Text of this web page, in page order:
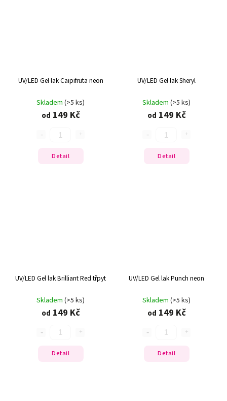
UV/LED Gel lak Caipifruta neon
Skladem (>5 ks)
od 149 Kč
Detail
UV/LED Gel lak Sheryl
Skladem (>5 ks)
od 149 Kč
Detail
UV/LED Gel lak Brilliant Red třpyt
Skladem (>5 ks)
od 149 Kč
Detail
UV/LED Gel lak Punch neon
Skladem (>5 ks)
od 149 Kč
Detail